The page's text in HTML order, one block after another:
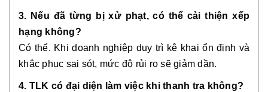
3. Nếu đã từng bị xử phạt, có thể cải thiện xếp
hạng không?
Có thể. Khi doanh nghiệp duy trì kê khai ổn định và
khắc phục sai sót, mức độ rủi ro sẽ giảm dần.
4. TLK có đại diện làm việc khi thanh tra không?